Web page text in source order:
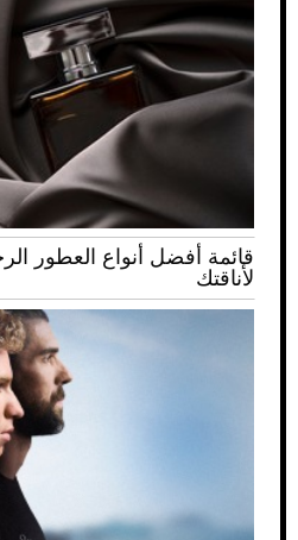
قائمة أفضل أنواع العطور
لأناقتك